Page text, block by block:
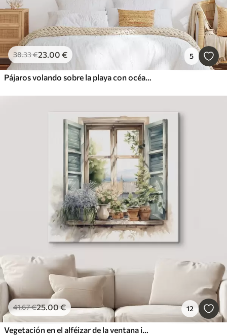
38.33€23.00 € 5
Pájaros volando sobre la playa con océano, montañas en el fondo, colores cálidos, paleta pastel suave
41.67€25.00 € 12
Vegetación en el alféizar de la ventana imitación de acuarela